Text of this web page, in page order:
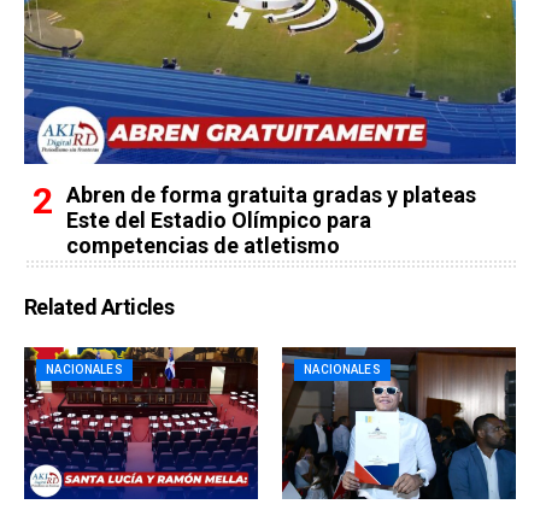
Abren de forma gratuita gradas y plateas
Este del Estadio Olímpico para
competencias de atletismo
Related Articles
NACIONALES NACIONALES